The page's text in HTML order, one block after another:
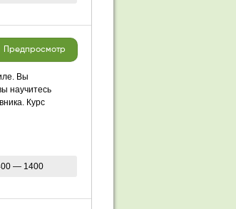
Предпросмотр
Вы
научитесь
Курс
— 1400